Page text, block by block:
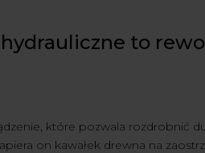
hydrauliczne to
które pozwala rozdrobnić
on kawałek drewna na